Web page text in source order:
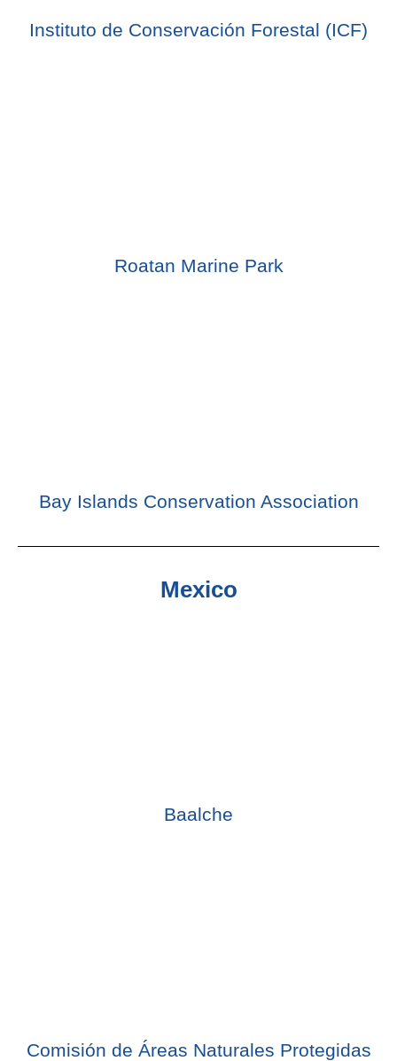
Instituto de Conservación Forestal (ICF)
Roatan Marine Park
Bay Islands Conservation Association
Mexico
Baalche
Comisión de Áreas Naturales Protegidas